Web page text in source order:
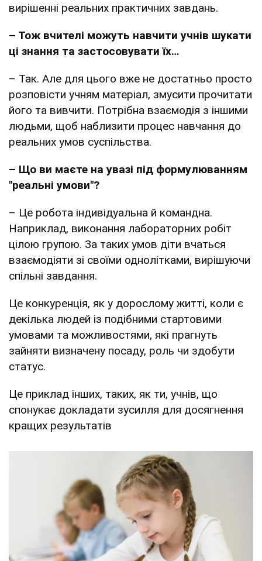
вирішенні реальних практичних завдань.
– Тож вчителі можуть навчити учнів шукати
ці знання та застосовувати їх…
– Так. Але для цього вже не достатньо просто
розповісти учням матеріал, змусити прочитати
його та вивчити. Потрібна взаємодія з іншими
людьми, щоб наблизити процес навчання до
реальних умов суспільства.
– Що ви маєте на увазі під формулюванням
"реальні умови"?
– Це робота індивідуальна й командна.
Наприклад, виконання лабораторних робіт
цілою групою. За таких умов діти вчаться
взаємодіяти зі своїми однолітками, вирішуючи
спільні завдання.
Це конкуренція, як у дорослому житті, коли є
декілька людей із подібними стартовими
умовами та можливостями, які прагнуть
зайняти визначену посаду, роль чи здобути
статус.
Це приклад інших, таких, як ти, учнів, що
спонукає докладати зусилля для досягнення
кращих результатів